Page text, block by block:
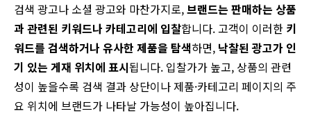
검색 광고나 소셜 광고와 마찬가지로,브랜드는 판매하는 상품
과 관련된 키워드나 카테고리에 입찰합니다. 고객이 이러한 키
워드를 검색하거나 유사한 제품을 탐색하면, 낙찰된 광고가 인
기 있는 게재 위치에 표시됩니다. 입찰가가 높고, 상품의 관련
성이 높을수록 검색 결과 상단이나 제품·카테고리 페이지의 주
요 위치에 브랜드가 나타날 가능성이 높아집니다.